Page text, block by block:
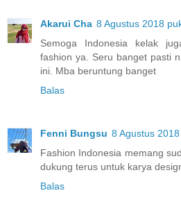
Akarui Cha 8 Agustus 2018
Semoga Indonesia kelak
fashion ya. Seru banget pasti
ini. Mba beruntung banget
Balas
Fenni Bungsu 8 Agustus
Fashion Indonesia memang
dukung terus untuk karya
Balas